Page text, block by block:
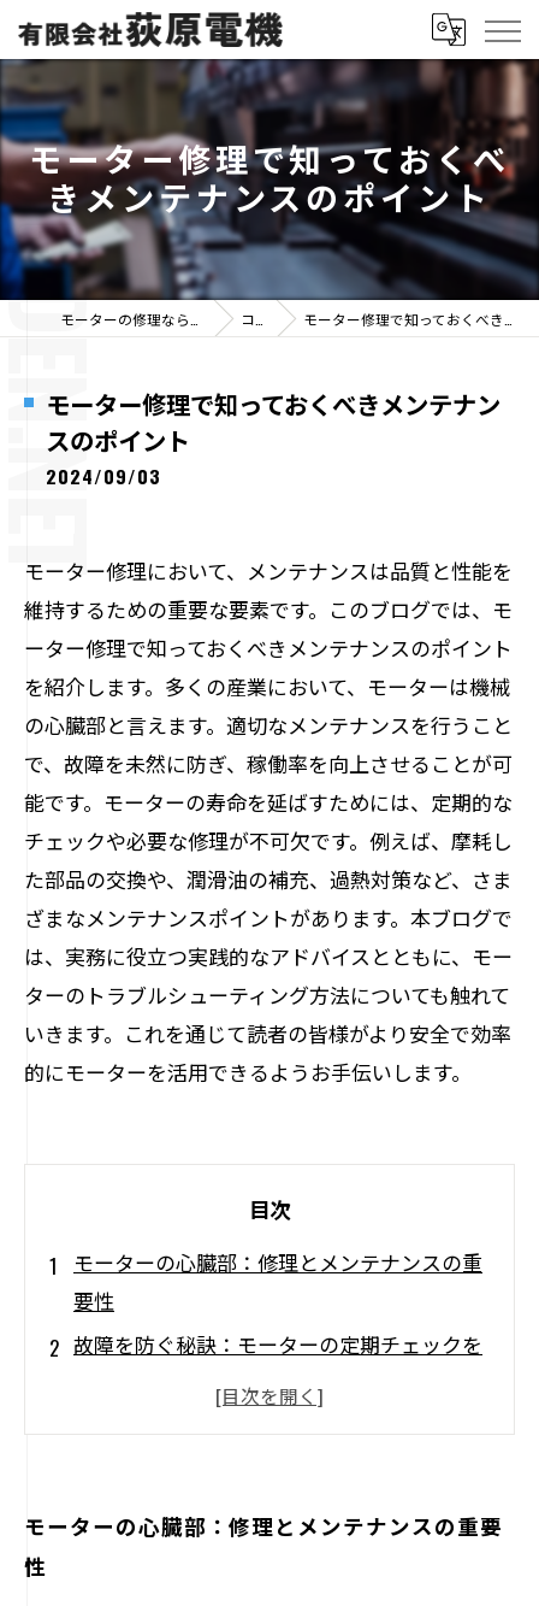
モーター修理で知っておくべ
きメンテナンスのポイント
コラム モーター修理で知っておくべきメンテナンスのポイント
モーター修理で知っておくべきメンテナン
スのポイント
2024/09/03
モーター修理において、メンテナンスは品質と性能を
維持するための重要な要素です。このブログでは、モ
ーター修理で知っておくべきメンテナンスのポイント
を紹介します。多くの産業において、モーターは機械
の心臓部と言えます。適切なメンテナンスを行うこと
で、故障を未然に防ぎ、稼働率を向上させることが可
能です。モーターの寿命を延ばすためには、定期的な
チェックや必要な修理が不可欠です。例えば、摩耗し
た部品の交換や、潤滑油の補充、過熱対策など、さま
ざまなメンテナンスポイントがあります。本ブログで
は、実務に役立つ実践的なアドバイスとともに、モー
ターのトラブルシューティング方法についても触れて
いきます。これを通じて読者の皆様がより安全で効率
的にモーターを活用できるようお手伝いします。
目次
モーターの心臓部：修理とメンテナンスの重
要性
故障を防ぐ秘訣：モーターの定期チェックを
摩耗部品の交換がもたらす効果とは？
実践的なアドバイスでトラブルシューティン
モーターの心臓部：修理とメンテナンスの重要
性